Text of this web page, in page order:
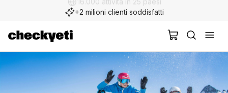
+2 milioni clienti soddisfatti